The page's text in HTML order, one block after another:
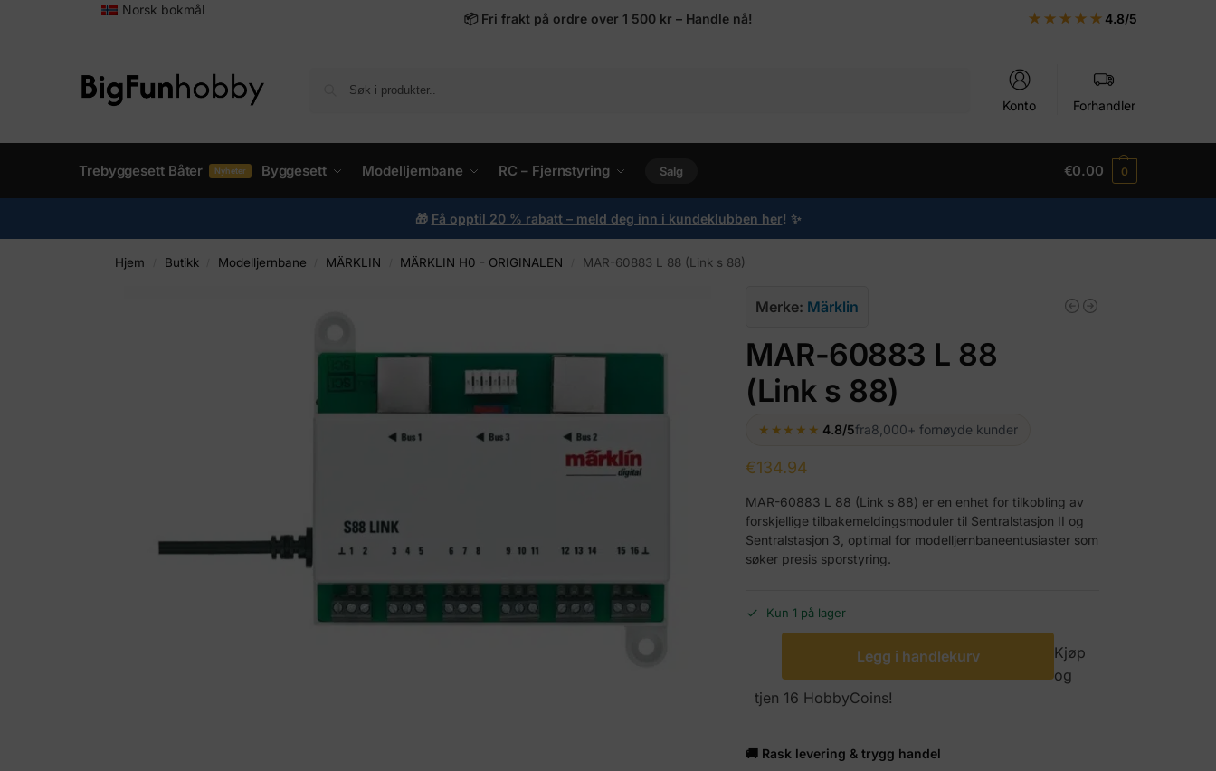
Norsk bokmål
📦 Fri frakt på ordre over 1 500 kr – Handle nå! ★★★★★ 4.8/5
Konto Forhandler
Trebyggesett Båter Nyheter Byggesett Modelljernbane RC – Fjernstyring Salg €0.00 0
🎁 Få opptil 20 % rabatt – meld deg inn i kundeklubben her! ✨
Hjem Butikk Modelljernbane MÄRKLIN MÄRKLIN H0 - ORIGINALEN MAR-60883 L 88 (Link s 88)
Merke: Märklin
MAR-60883 L 88
(Link s 88)
★★★★★ 4.8/5fra8,000+ fornøyde kunder
€134.94
MAR-60883 L 88 (Link s 88) er en enhet for tilkobling av
forskjellige tilbakemeldingsmoduler til Sentralstasjon II og
Sentralstasjon 3, optimal for modelljernbaneentusiaster som
søker presis sporstyring.
Kun 1 på lager
Legg i handlekurv
Kjøp
og
tjen 16 HobbyCoins!
🚚 Rask levering & trygg handel